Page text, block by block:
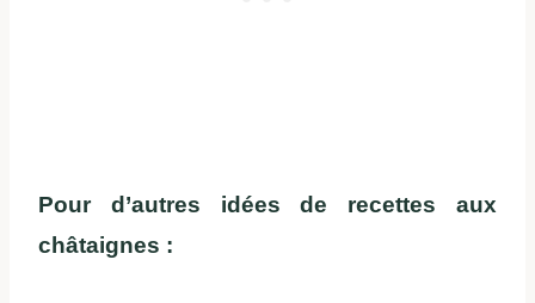
Pour d’autres idées de recettes aux
châtaignes :